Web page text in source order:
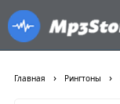
Главная › Рингтоны ›